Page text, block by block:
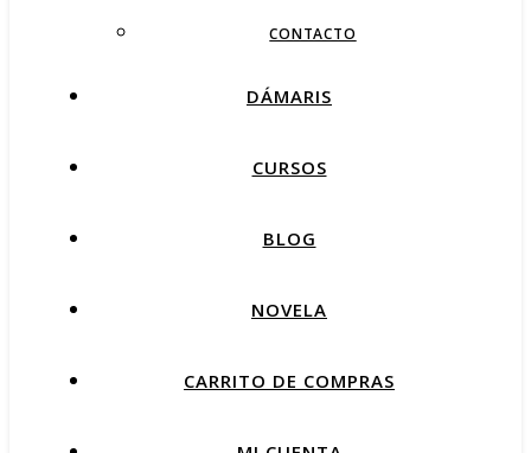
CONTACTO
DÁMARIS
CURSOS
BLOG
NOVELA
CARRITO DE COMPRAS